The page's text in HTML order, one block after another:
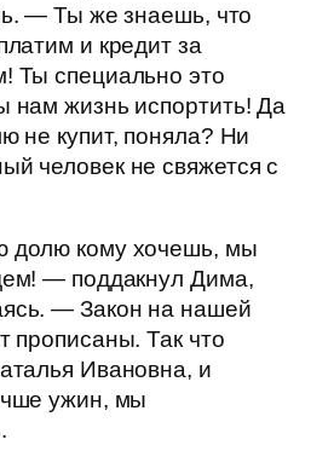
— Ты же знаешь, что
и кредит за
Ты специально это
нам жизнь испортить! Да
не купит, поняла? Ни
человек не свяжется с
долю кому хочешь, мы
— поддакнул Дима,
— Закон на нашей
прописаны. Так что
Ивановна, и
ужин, мы